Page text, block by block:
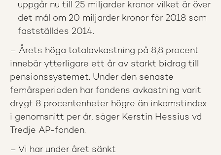
uppgår nu till 25 miljarder kronor vilket är över
det mål om 20 miljarder kronor för 2018 som
fastställdes 2014.
– Årets höga totalavkastning på 8,8 procent
innebär ytterligare ett år av starkt bidrag till
pensionssystemet. Under den senaste
femårsperioden har fondens avkastning varit
drygt 8 procentenheter högre än inkomstindex
i genomsnitt per år, säger Kerstin Hessius vd
Tredje AP-fonden.
– Vi har under året sänkt